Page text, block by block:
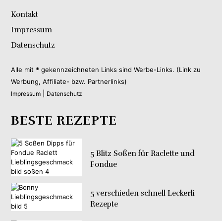
Kontakt
Impressum
Datenschutz
Alle mit * gekennzeichneten Links sind Werbe-Links. (Link zu
Werbung, Affiliate- bzw. Partnerlinks)
Impressum Datenschutz
BESTE REZEPTE
5 Blitz Soßen für Raclette und
Fondue
5 verschieden schnell Leckerli
Rezepte